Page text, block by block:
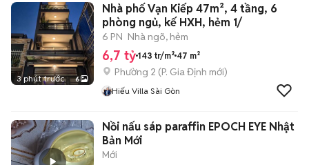
3 phút trước 6
Nhà phố Vạn Kiếp 47m², 4 tầng, 6
phòng ngủ, kế HXH, hẻm 1/
6 PN Nhà ngõ, hẻm
6,7 tỷ 143 tr/m² 47 m²
Phường 2 (P. Gia Định mới)
Hiếu Villa Sài Gòn
Nồi nấu sáp paraffin EPOCH EYE Nhật
Bản Mới
Mới